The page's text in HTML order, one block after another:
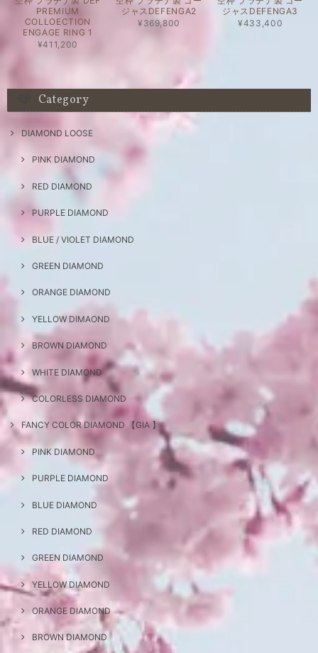
PREMIUM
COLLOECTION
ENGAGE RING 1
¥411,200
ジャスDEFENGA2
¥369,800
ジャスDEFENGA3
¥433,400
Category
DIAMOND LOOSE
PINK DIAMOND
RED DIAMOND
PURPLE DIAMOND
BLUE / VIOLET DIAMOND
GREEN DIAMOND
ORANGE DIAMOND
YELLOW DIMAOND
BROWN DIAMOND
WHITE DIAMOND
COLORLESS DIAMOND
FANCY COLOR DIAMOND 【GIA 】
PINK DIAMOND
PURPLE DIAMOND
BLUE DIAMOND
RED DIAMOND
GREEN DIAMOND
YELLOW DIAMOND
ORANGE DIAMOND
BROWN DIAMOND